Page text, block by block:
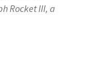
Rocket III, a